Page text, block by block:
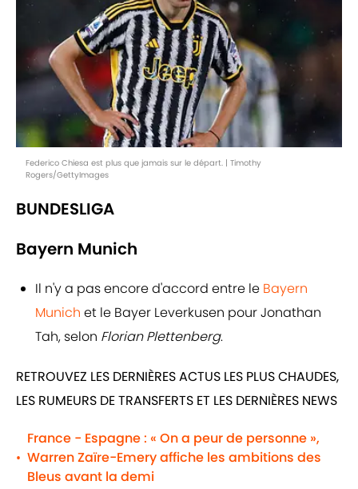
Federico Chiesa est plus que jamais sur le départ. | Timothy
Rogers/GettyImages
BUNDESLIGA
Bayern Munich
Il n'y a pas encore d'accord entre le Bayern
Munich et le Bayer Leverkusen pour Jonathan
Tah, selon Florian Plettenberg.
RETROUVEZ LES DERNIÈRES ACTUS LES PLUS CHAUDES,
LES RUMEURS DE TRANSFERTS ET LES DERNIÈRES NEWS
•
France - Espagne : « On a peur de personne »,
Warren Zaïre-Emery affiche les ambitions des
Bleus avant la demi